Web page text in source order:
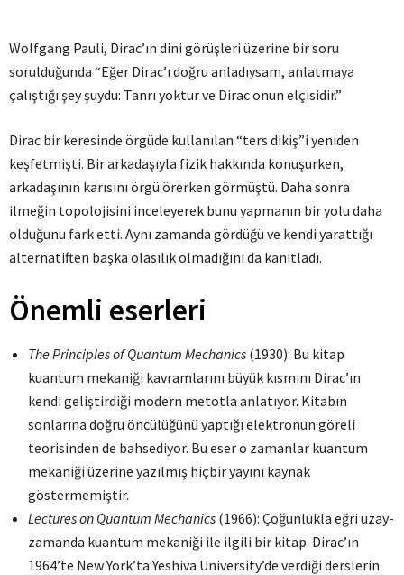
Wolfgang Pauli, Dirac’ın dini görüşleri üzerine bir soru
sorulduğunda “Eğer Dirac’ı doğru anladıysam, anlatmaya
çalıştığı şey şuydu: Tanrı yoktur ve Dirac onun elçisidir.”
Dirac bir keresinde örgüde kullanılan “ters dikiş”i yeniden
keşfetmişti. Bir arkadaşıyla fizik hakkında konuşurken,
arkadaşının karısını örgü örerken görmüştü. Daha sonra
ilmeğin topolojisini inceleyerek bunu yapmanın bir yolu daha
olduğunu fark etti. Aynı zamanda gördüğü ve kendi yarattığı
alternatiften başka olasılık olmadığını da kanıtladı.
Önemli eserleri
The Principles of Quantum Mechanics (1930): Bu kitap
kuantum mekaniği kavramlarını büyük kısmını Dirac’ın
kendi geliştirdiği modern metotla anlatıyor. Kitabın
sonlarına doğru öncülüğünü yaptığı elektronun göreli
teorisinden de bahsediyor. Bu eser o zamanlar kuantum
mekaniği üzerine yazılmış hiçbir yayını kaynak
göstermemiştir.
Lectures on Quantum Mechanics (1966): Çoğunlukla eğri uzay-
zamanda kuantum mekaniği ile ilgili bir kitap. Dirac’ın
1964’te New York’ta Yeshiva University’de verdiği derslerin